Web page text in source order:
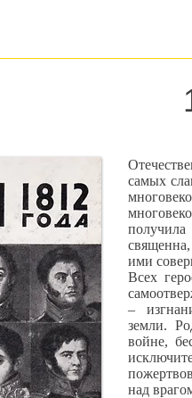
самых
получила
ими
Всех
–
земли.
войне,
над